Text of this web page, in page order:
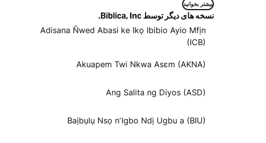
بیشتر بخوانید
نسخه های دیگر توسط Biblica, Inc.
Adisana Ñwed Abasi ke Ikọ Ibibio Ayio Mfịn
(ICB)
Akuapem Twi Nkwa Asɛm (AKNA)
Ang Salita ng Diyos (ASD)
Baịbụlụ Nsọ nʼIgbo Ndị Ugbu a (BIU)